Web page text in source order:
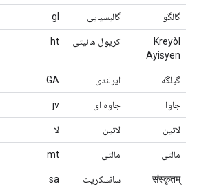
گالگو گالیسیایی gl
Kreyòl
Ayisyen
کریول هائیتی ht
گیلگه ایرلندی GA
جاوا جاوه ای jv
لاتین لاتین لا
مالتی مالتی mt
संस्कृतम् سانسکریت sa